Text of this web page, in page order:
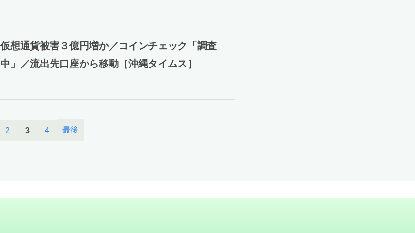
仮想通貨被害３億円増か／コインチェック「調査
中」／流出先口座から移動［沖縄タイムス］
2 3 4 最後